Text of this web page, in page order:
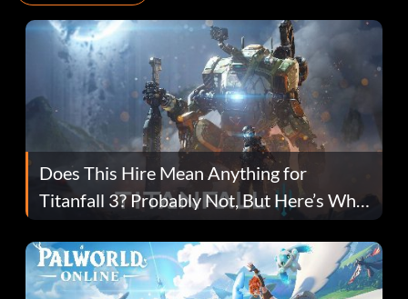
Does This Hire Mean Anything for
Titanfall 3? Probably Not, But Here’s Why
Fans Are Hopeful